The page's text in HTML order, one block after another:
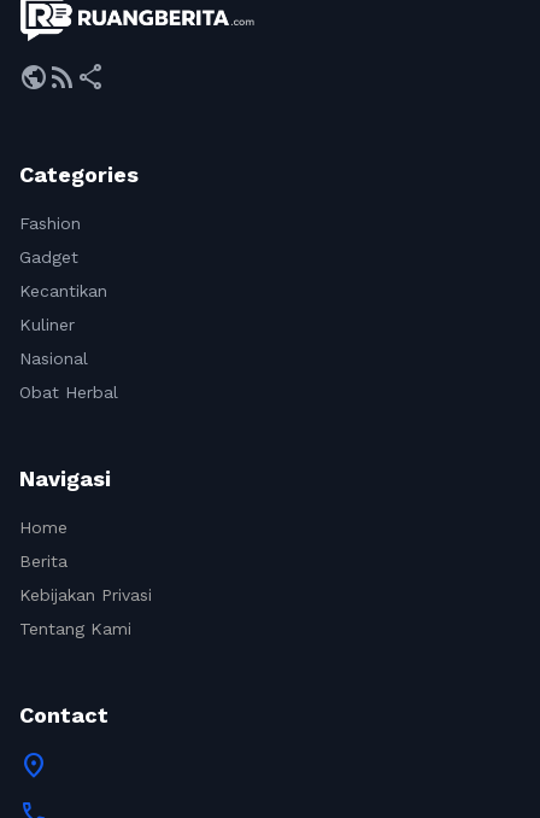
publicrss_feed share
Categories
Fashion
Gadget
Kecantikan
Kuliner
Nasional
Obat Herbal
Navigasi
Home
Berita
Kebijakan Privasi
Tentang Kami
Contact
location_on